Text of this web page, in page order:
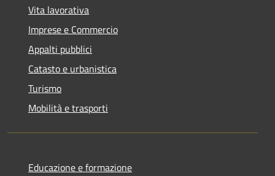
Vita lavorativa
Imprese e Commercio
Appalti pubblici
Catasto e urbanistica
Turismo
Mobilità e trasporti
Educazione e formazione